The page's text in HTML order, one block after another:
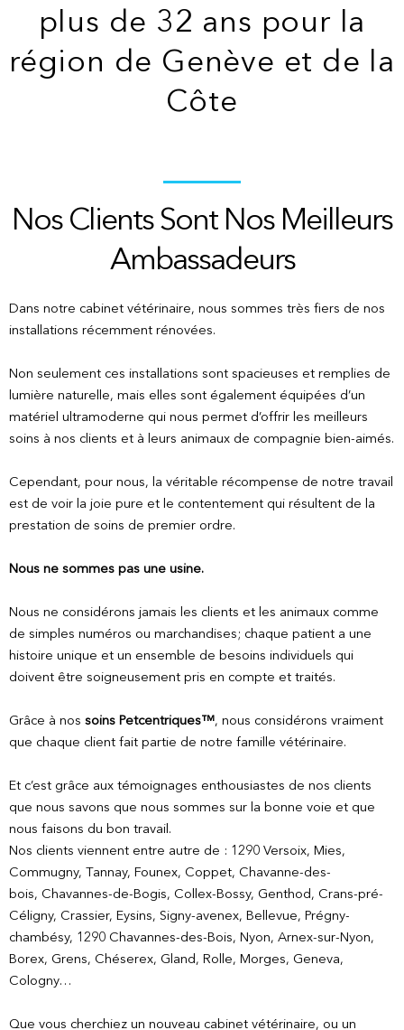
plus de 32 ans pour la
région de Genève et de la
Côte
Nos Clients Sont Nos Meilleurs
Ambassadeurs
Dans notre cabinet vétérinaire, nous sommes très fiers de nos
installations récemment rénovées.
Non seulement ces installations sont spacieuses et remplies de
lumière naturelle, mais elles sont également équipées d’un
matériel ultramoderne qui nous permet d’offrir les meilleurs
soins à nos clients et à leurs animaux de compagnie bien-aimés.
Cependant, pour nous, la véritable récompense de notre travail
est de voir la joie pure et le contentement qui résultent de la
prestation de soins de premier ordre.
Nous ne sommes pas une usine.
Nous ne considérons jamais les clients et les animaux comme
de simples numéros ou marchandises; chaque patient a une
histoire unique et un ensemble de besoins individuels qui
doivent être soigneusement pris en compte et traités.
Grâce à nos soins Petcentriques™, nous considérons vraiment
que chaque client fait partie de notre famille vétérinaire.
Et c’est grâce aux témoignages enthousiastes de nos clients
que nous savons que nous sommes sur la bonne voie et que
nous faisons du bon travail.
Nos clients viennent entre autre de : 1290 Versoix, Mies,
Commugny, Tannay, Founex, Coppet, Chavanne-des-
bois, Chavannes-de-Bogis, Collex-Bossy, Genthod, Crans-pré-
Céligny, Crassier, Eysins, Signy-avenex, Bellevue, Prégny-
chambésy, 1290 Chavannes-des-Bois, Nyon, Arnex-sur-Nyon,
Borex, Grens, Chéserex, Gland, Rolle, Morges, Geneva,
Cologny…
Que vous cherchiez un nouveau cabinet vétérinaire, ou un